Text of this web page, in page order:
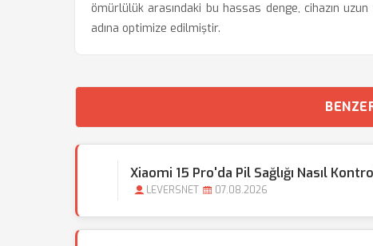
ömürlülük arasındaki bu hassas denge, cihazın uzun
adına optimize edilmiştir.
Xiaomi 15 Pro'da Pil Sağlığı Nasıl
LEVERSNET 07.08.2026